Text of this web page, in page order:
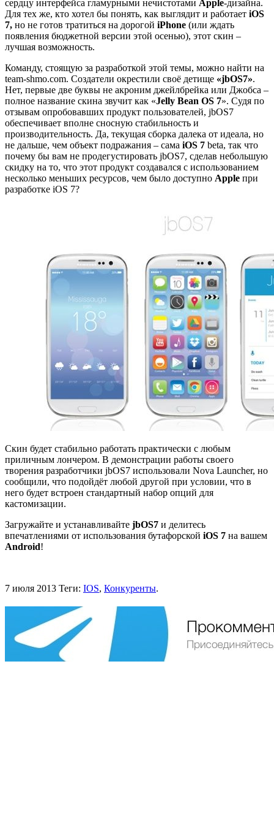
сердцу интерфейса гламурными нечистотами Apple-дизайна.
Для тех же, кто хотел бы понять, как выглядит и работает iOS
7, но не готов тратиться на дорогой iPhone (или ждать
появления бюджетной версии этой осенью), этот скин –
лучшая возможность.
Команду, стоящую за разработкой этой темы, можно найти на
team-shmo.com. Создатели окрестили своё детище «jbOS7».
Нет, первые две буквы не акроним джейлбрейка или Джобса –
полное название скина звучит как «Jelly Bean OS 7». Судя по
отзывам опробовавших продукт пользователей, jbOS7
обеспечивает вполне сносную стабильность и
производительность. Да, текущая сборка далека от идеала, но
не дальше, чем объект подражания – сама iOS 7 beta, так что
почему бы вам не продегустировать jbOS7, сделав небольшую
скидку на то, что этот продукт создавался с использованием
несколько меньших ресурсов, чем было доступно Apple при
разработке iOS 7?
Скин будет стабильно работать практически с любым
приличным лончером. В демонстрации работы своего
творения разработчики jbOS7 использовали Nova Launcher, но
сообщили, что подойдёт любой другой при условии, что в
него будет встроен стандартный набор опций для
кастомизации.
Загружайте и устанавливайте jbOS7 и делитесь
впечатлениями от использования бутафорской iOS 7 на вашем
Android!
7 июля 2013 Теги: IOS, Конкуренты.